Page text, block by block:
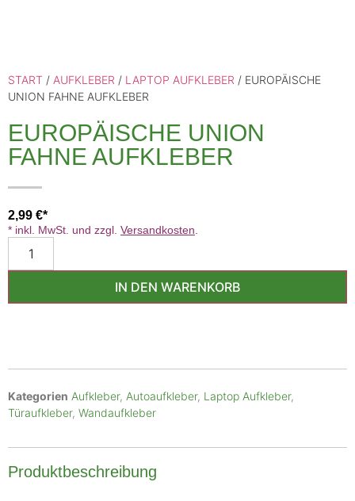
START / AUFKLEBER / LAPTOP AUFKLEBER / EUROPÄISCHE
UNION FAHNE AUFKLEBER
EUROPÄISCHE UNION
FAHNE AUFKLEBER
2,99 €
* inkl. MwSt. und zzgl. Versandkosten
IN DEN WARENKORB
Kategorien Aufkleber, Autoaufkleber, Laptop Aufkleber,
Türaufkleber, Wandaufkleber
Produktbeschreibung